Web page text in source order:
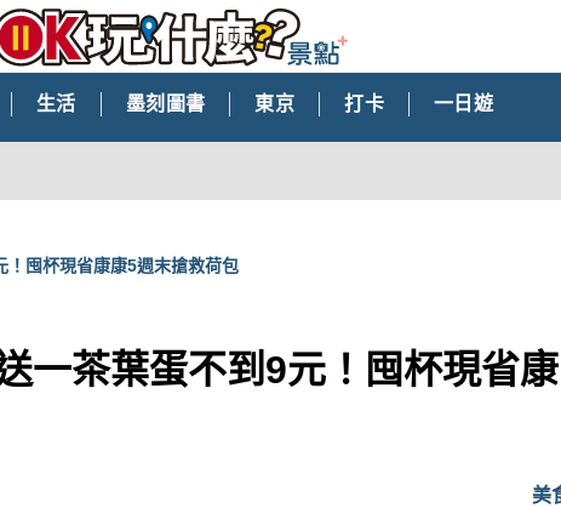
生活 墨刻圖書 東京 打卡 一日遊
囤杯現省康康5週末搶救荷包
一茶葉蛋不到9元！囤杯現省康
美